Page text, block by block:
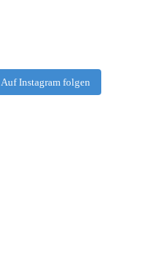
Auf Instagram folgen